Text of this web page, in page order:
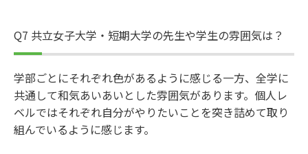
Q7 共立女子大学・短期大学の先生や学生の雰囲気は？
学部ごとにそれぞれ色があるように感じる一方、全学に
共通して和気あいあいとした雰囲気があります。個人レ
ベルではそれぞれ自分がやりたいことを突き詰めて取り
組んでいるように感じます。